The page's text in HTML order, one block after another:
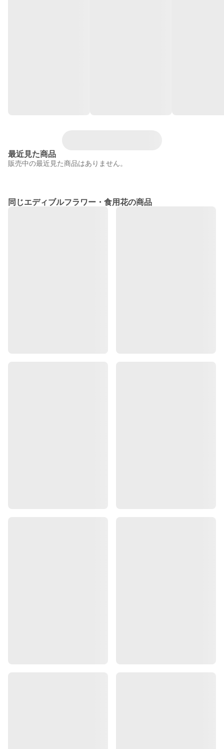
最近見た商品
販売中の最近見た商品はありません。
同じエディブルフラワー・食用花の商品